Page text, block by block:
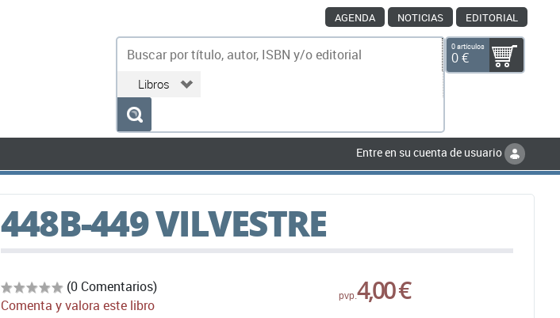
AGENDA NOTICIAS EDITORIAL
0 artículos
0 €
Entre en su cuenta de usuario
448B-449 VILVESTRE
(0 Comentarios)
Comenta y valora este libro
pvp.4,00 €